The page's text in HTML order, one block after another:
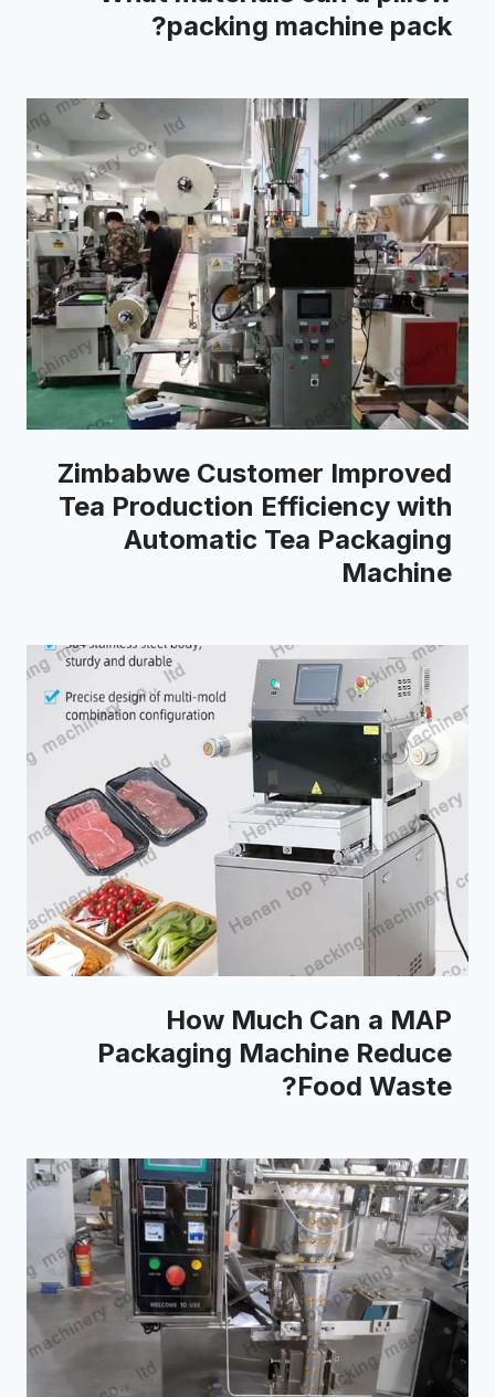
packing machine pack?
Zimbabwe Customer Improved
Tea Production Efficiency with
Automatic Tea Packaging
Machine
How Much Can a MAP
Packaging Machine Reduce
Food Waste?